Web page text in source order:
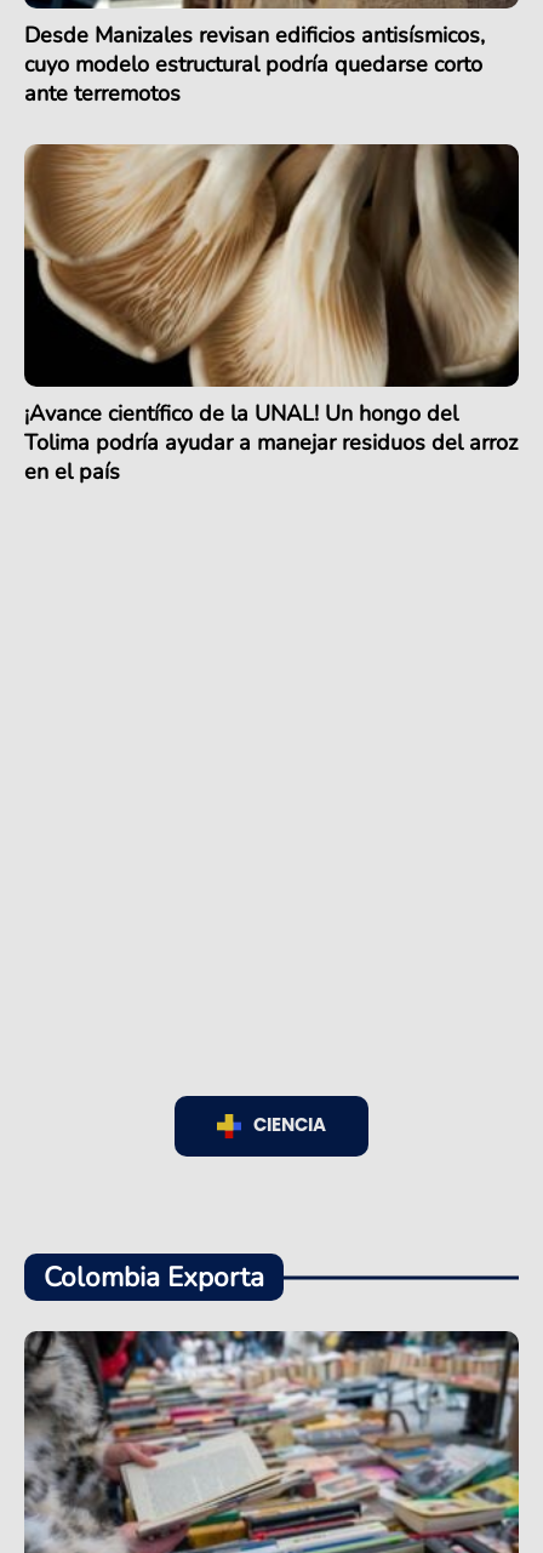
Desde Manizales revisan edificios antisísmicos,
cuyo modelo estructural podría quedarse corto
ante terremotos
¡Avance científico de la UNAL! Un hongo del
Tolima podría ayudar a manejar residuos del arroz
en el país
CIENCIA
Colombia Exporta